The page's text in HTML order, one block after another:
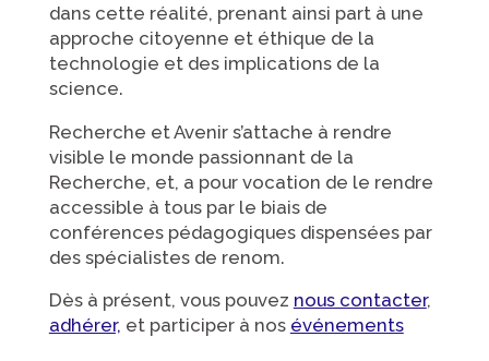
dans cette réalité, prenant ainsi part à une
approche citoyenne et éthique de la
technologie et des implications de la
science.
Recherche et Avenir s’attache à rendre
visible le monde passionnant de la
Recherche, et, a pour vocation de le rendre
accessible à tous par le biais de
conférences pédagogiques dispensées par
des spécialistes de renom.
Dès à présent, vous pouvez nous contacter,
adhérer, et participer à nos événements